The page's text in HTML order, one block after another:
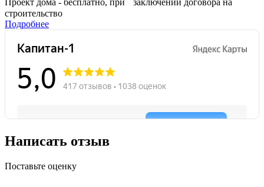
Проект дома - бесплатно, при заключении договора на
строительство
Подробнее
Написать отзыв
Поставьте оценку